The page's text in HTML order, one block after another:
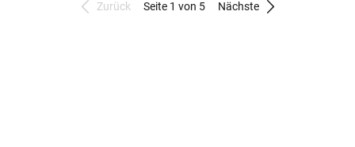
Zurück Seite 1 von 5 Nächste